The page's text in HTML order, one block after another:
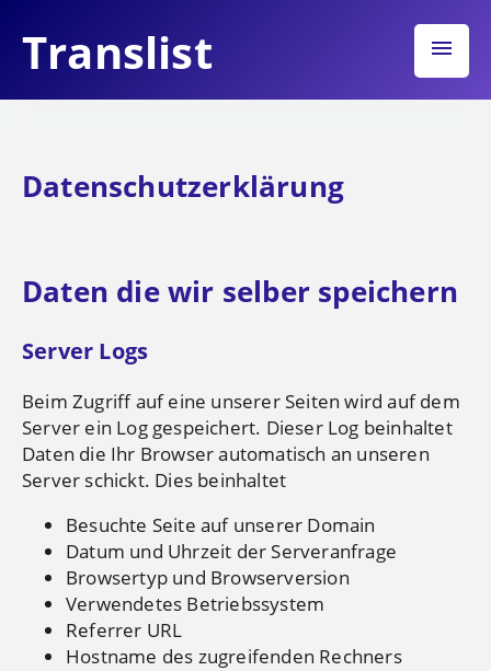
Translist menu
Datenschutzerklärung
Daten die wir selber speichern
Server Logs
Beim Zugriff auf eine unserer Seiten wird auf dem
Server ein Log gespeichert. Dieser Log beinhaltet
Daten die Ihr Browser automatisch an unseren
Server schickt. Dies beinhaltet
Besuchte Seite auf unserer Domain
Datum und Uhrzeit der Serveranfrage
Browsertyp und Browserversion
Verwendetes Betriebssystem
Referrer URL
Hostname des zugreifenden Rechners